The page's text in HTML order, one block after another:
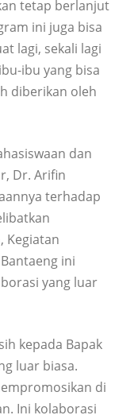
tetap berlanjut
ini juga bisa
lagi, sekali lagi
ibu yang bisa
diberikan oleh
dan
Dr. Arifin
terhadap
Kegiatan
ini
yang luar
kepada Bapak
luar biasa.
di
Ini kolaborasi